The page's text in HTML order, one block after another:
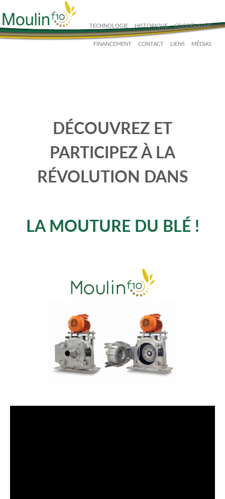
to
content
TECHNOLOGIE HISTORIQUE COOPÉRATIVE
FINANCEMENT CONTACT LIENS MÉDIAS
DÉCOUVREZ ET
PARTICIPEZ À LA
RÉVOLUTION DANS
LA MOUTURE DU BLÉ !